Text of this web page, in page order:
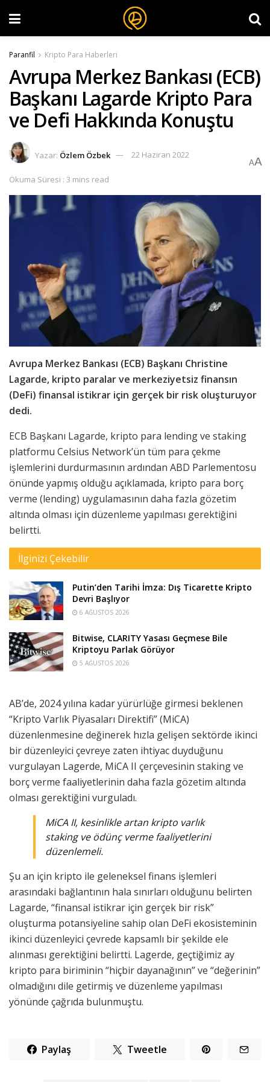
Paranfil Kripto Para Haberleri
Avrupa Merkez Bankası (ECB)
Başkanı Lagarde Kripto Para
ve Defi Hakkında Konuştu
Yazar: Özlem Özbek 22 Haziran 2022
Okuma Süresi : 3 mins read
AA
Avrupa Merkez Bankası (ECB) Başkanı Christine
Lagarde, kripto paralar ve merkeziyetsiz finansın
(DeFi) finansal istikrar için gerçek bir risk oluşturuyor
dedi.
ECB Başkanı Lagarde, kripto para lending ve staking
platformu Celsius Network’ün tüm para çekme
işlemlerini durdurmasının ardından ABD Parlementosu
önünde yapmış olduğu açıklamada, kripto para borç
verme (lending) uygulamasının daha fazla gözetim
altında olması için düzenleme yapılması gerektiğini
belirtti.
İlginizi Çekebilir
Putin’den Tarihi İmza: Dış Ticarette Kripto
Devri Başlıyor
6 AĞUSTOS 2026
Bitwise, CLARITY Yasası Geçmese Bile
Kriptoyu Parlak Görüyor
5 AĞUSTOS 2026
AB’de, 2024 yılına kadar yürürlüğe girmesi beklenen
“Kripto Varlık Piyasaları Direktifi” (MiCA)
düzenlenmesine değinerek hızla gelişen sektörde ikinci
bir düzenleyici çevreye zaten ihtiyac duyduğunu
vurgulayan Lagerde, MiCA II çerçevesinin staking ve
borç verme faaliyetlerinin daha fazla gözetim altında
olması gerektiğini vurguladı.
MiCA II, kesinlikle artan kripto varlık
staking ve ödünç verme faaliyetlerini
düzenlemeli.
Şu an için kripto ile geleneksel finans işlemleri
arasındaki bağlantının hala sınırları olduğunu belirten
Lagarde, “finansal istikrar için gerçek bir risk”
oluşturma potansiyeline sahip olan DeFi ekosisteminin
ikinci düzenleyici çevrede kapsamlı bir şekilde ele
alınması gerektiğini belirtti. Lagerde, geçtiğimiz ay
kripto para biriminin “hiçbir dayanağının” ve “değerinin”
olmadığını dile getirmiş ve düzenleme yapılması
yönünde çağrıda bulunmuştu.
Paylaş Tweetle